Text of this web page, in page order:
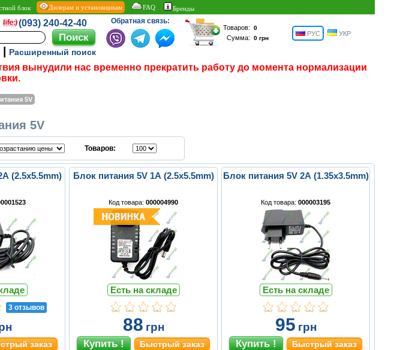
блок Дилерам и установщикам FAQ Бренды
(093) 240-42-40
Расширенный поиск
Обратная связь:
Товаров:
Сумма:
РУС УКР
вынудили нас временно прекратить работу до момента нормализации
5V
5V
Товаров:
(2.5x5.5mm)
3 отзывов
заказ
Блок питания 5V 1A (2.5x5.5mm)
Код товара: 000004990
Есть на складе
88 грн
Быстрый заказ
Блок питания 5V 2A (1.35x3.5mm)
Код товара: 000003195
Есть на складе
95 грн
Быстрый заказ